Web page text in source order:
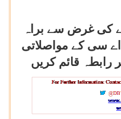
کی غرض سے براہ
سی کے مواصلاتی
رابطہ قائم کریں